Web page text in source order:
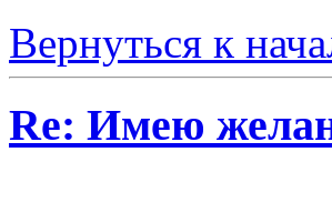
Вернуться к
Re: Имею